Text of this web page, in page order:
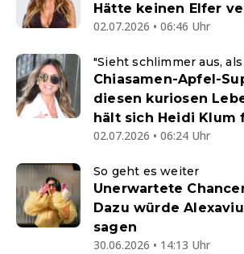
Hätte keinen Elfer
02.07.2026 • 06:46 Uhr
"Sieht schlimmer aus,
Chiasamen-Apfel-
diesen kuriosen
hält sich Heidi Klum
02.07.2026 • 06:24 Uhr
So geht es weiter
Unerwartete
Dazu würde
sagen
30.06.2026 • 14:13 Uhr